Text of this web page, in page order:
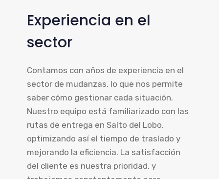
Experiencia en el
sector
Contamos con años de experiencia en el
sector de mudanzas, lo que nos permite
saber cómo gestionar cada situación.
Nuestro equipo está familiarizado con las
rutas de entrega en Salto del Lobo,
optimizando así el tiempo de traslado y
mejorando la eficiencia. La satisfacción
del cliente es nuestra prioridad, y